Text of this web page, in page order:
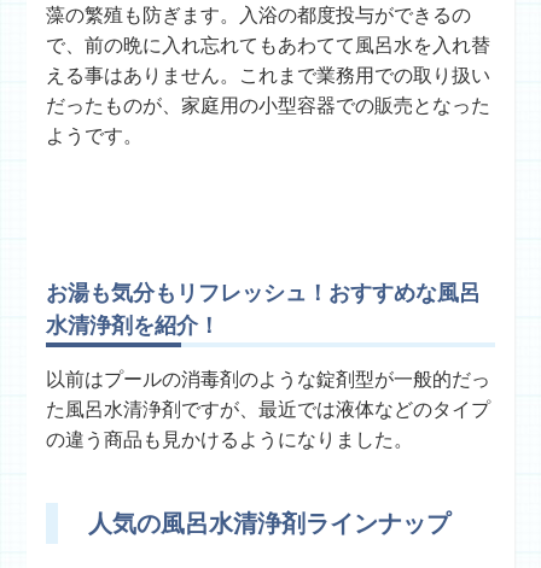
藻の繁殖も防ぎます。入浴の都度投与ができるの
で、前の晩に入れ忘れてもあわてて風呂水を入れ替
える事はありません。これまで業務用での取り扱い
だったものが、家庭用の小型容器での販売となった
ようです。
お湯も気分もリフレッシュ！おすすめな風呂
水清浄剤を紹介！
以前はプールの消毒剤のような錠剤型が一般的だっ
た風呂水清浄剤ですが、最近では液体などのタイプ
の違う商品も見かけるようになりました。
人気の風呂水清浄剤ラインナップ